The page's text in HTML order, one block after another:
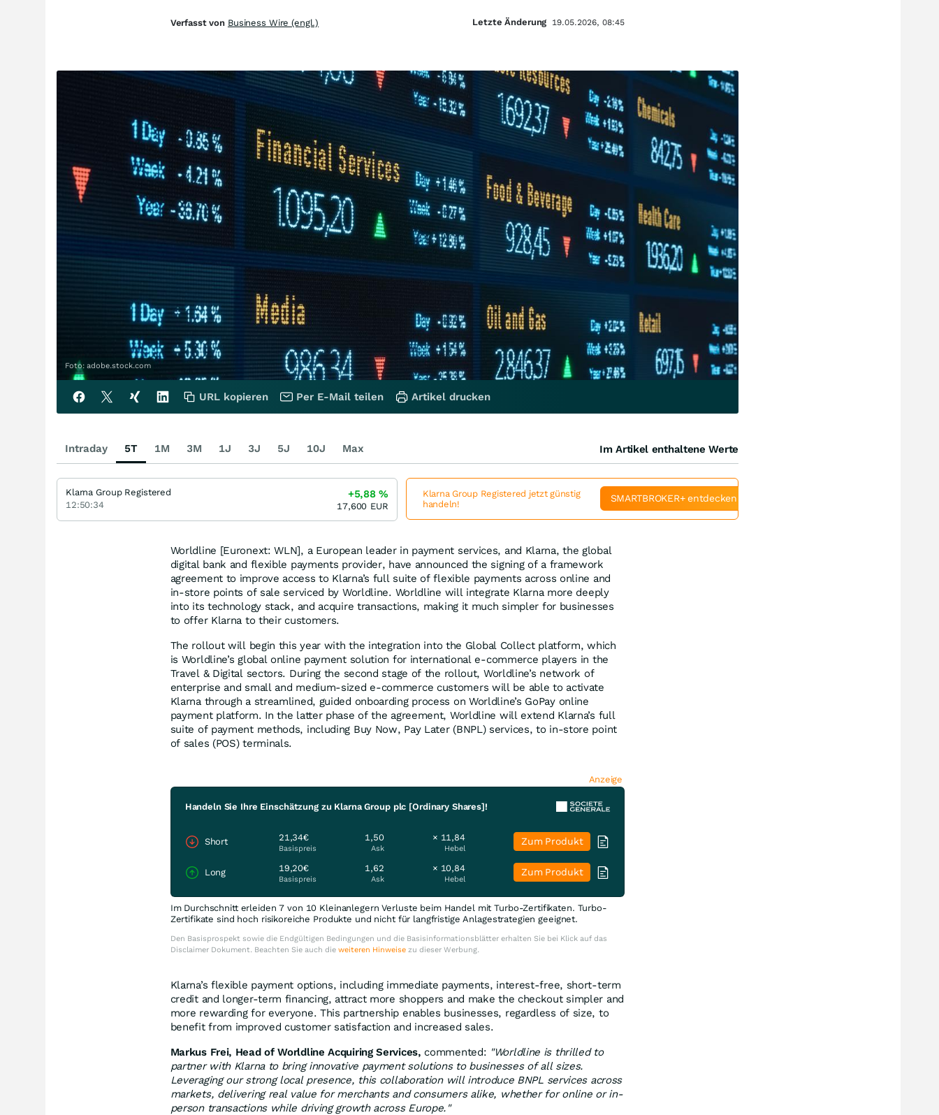
Foto: adobe.stock.com
Worldline [Euronext: WLN], a European leader in payment services, and Klarna, the global
digital bank and flexible payments provider, have announced the signing of a framework
agreement to improve access to Klarna’s full suite of flexible payments across online and
in-store points of sale serviced by Worldline. Worldline will integrate Klarna more deeply
into its technology stack, and acquire transactions, making it much simpler for businesses
to offer Klarna to their customers.
The rollout will begin this year with the integration into the Global Collect platform, which
is Worldline’s global online payment solution for international e-commerce players in the
Travel & Digital sectors. During the second stage of the rollout, Worldline’s network of
enterprise and small and medium-sized e-commerce customers will be able to activate
Klarna through a streamlined, guided onboarding process on Worldline’s GoPay online
payment platform. In the latter phase of the agreement, Worldline will extend Klarna’s full
suite of payment methods, including Buy Now, Pay Later (BNPL) services, to in-store point
of sales (POS) terminals.
Anzeige
Handeln Sie Ihre Einschätzung zu Klarna Group plc [Ordinary Shares]!
Short 21,34€
Basispreis
1,50
Ask
× 11,84
Hebel
Zum Produkt
Long 19,20€
Basispreis
1,62
Ask
× 10,84
Hebel
Zum Produkt
Im Durchschnitt erleiden 7 von 10 Kleinanlegern Verluste beim Handel mit Turbo-Zertifikaten. Turbo-
Zertifikate sind hoch risikoreiche Produkte und nicht für langfristige Anlagestrategien geeignet.
Den Basisprospekt sowie die Endgültigen Bedingungen und die Basisinformationsblätter erhalten Sie bei Klick auf das
Disclaimer Dokument. Beachten Sie auch die weiteren Hinweisezu dieser Werbung.
Klarna’s flexible payment options, including immediate payments, interest-free, short-term
credit and longer-term financing, attract more shoppers and make the checkout simpler and
more rewarding for everyone. This partnership enables businesses, regardless of size, to
benefit from improved customer satisfaction and increased sales.
Markus Frei, Head of Worldline Acquiring Services, commented: "Worldline is thrilled to
partner with Klarna to bring innovative payment solutions to businesses of all sizes.
Leveraging our strong local presence, this collaboration will introduce BNPL services across
markets, delivering real value for merchants and consumers alike, whether for online or in-
person transactions while driving growth across Europe."
Verfasst von Business Wire (engl.) Letzte Änderung 19.05.2026, 08:45
URL kopieren Per E-Mail teilen Artikel drucken
Intraday 5T 1M 3M 1J 3J 5J 10J Max Im Artikel enthaltene Werte
Klarna Group Registered
12:50:34
+5,88%
17,600 EUR
Klarna Group Registered jetzt günstig
handeln!
SMARTBROKER+ entdecken